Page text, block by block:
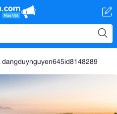
dangduynguyen645id8148289